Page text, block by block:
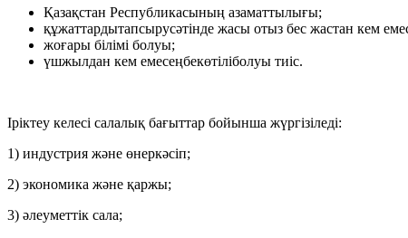
Қазақстан Республикасының азаматтылығы;
құжаттардытапсырусәтінде жасы отыз бес жастан кем
жоғары білімі болуы;
үшжылдан кем емесеңбекөтіліболуы тиіс.
Іріктеу келесі салалық бағыттар бойынша жүргізіледі:
1) индустрия және өнеркәсіп;
2) экономика және қаржы;
3) әлеуметтік сала;